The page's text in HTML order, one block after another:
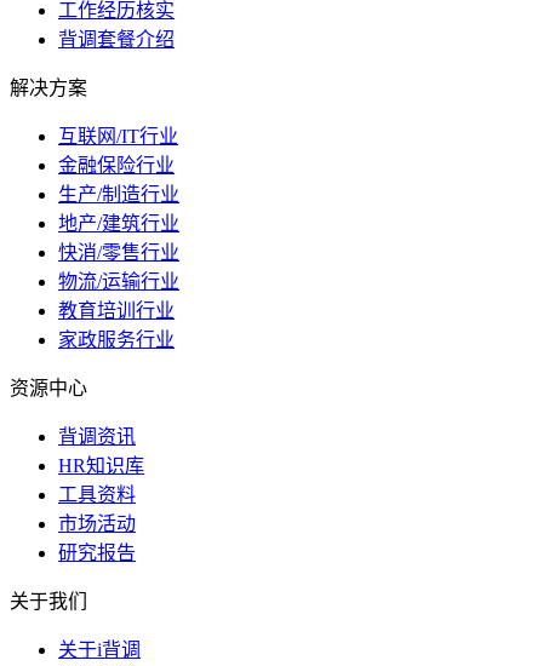
工作经历核实
背调套餐介绍
解决方案
互联网/IT行业
金融保险行业
生产/制造行业
地产/建筑行业
快消/零售行业
物流/运输行业
教育培训行业
家政服务行业
资源中心
背调资讯
HR知识库
工具资料
市场活动
研究报告
关于我们
关于i背调